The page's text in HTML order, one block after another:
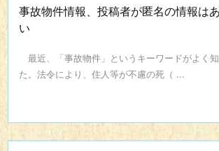
事故物件情報、投稿者が匿名の情報は
い
最近、「事故物件」というキーワードがよく
た。法令により、住人等が不慮の死（ ...